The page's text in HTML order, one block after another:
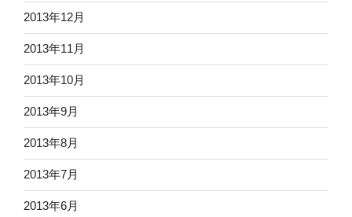
2013年12月
2013年11月
2013年10月
2013年9月
2013年8月
2013年7月
2013年6月